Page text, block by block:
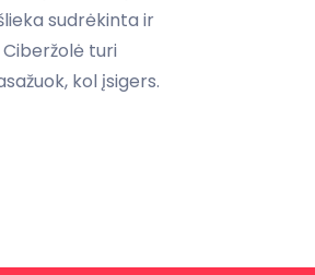
sudrėkinta ir
turi
kol įsigers.